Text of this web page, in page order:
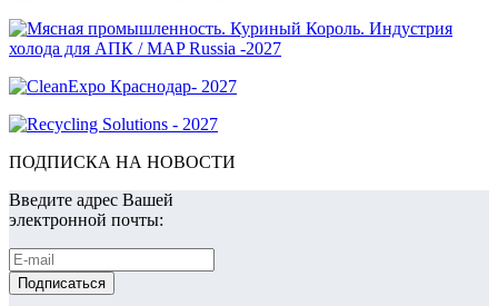
ПОДПИСКА НА НОВОСТИ
Введите адрес Вашей
электронной почты: